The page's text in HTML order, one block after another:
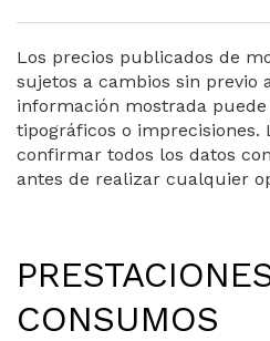
Los precios publicados de
sujetos a cambios sin previo
información mostrada
tipográficos o imprecisiones.
confirmar todos los datos
antes de realizar cualquier
CONSUMOS